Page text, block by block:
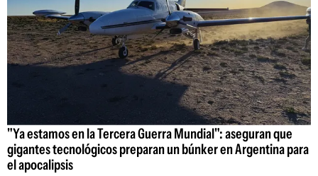
"Ya estamos en la Tercera Guerra Mundial": aseguran que
gigantes tecnológicos preparan un búnker en Argentina para
el apocalipsis